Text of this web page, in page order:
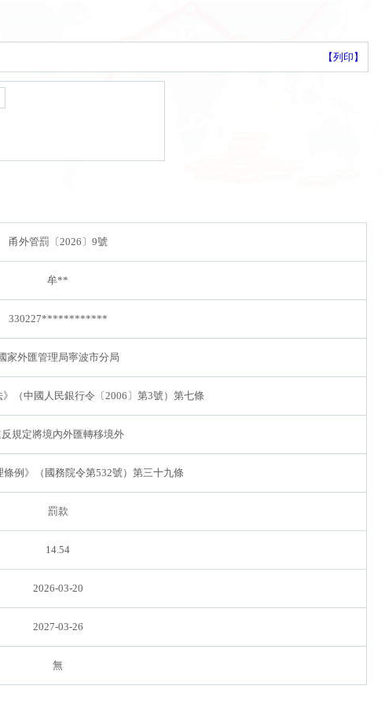
【列印】
甬外管罰〔2026〕9號
牟**
330227************
家外匯管理局寧波市分局
》（中國人民銀行令〔2006〕第3號）第七條
規定將境內外匯轉移境外
條例》（國務院令第532號）第三十九條
罰款
14.54
2026-03-20
2027-03-26
無